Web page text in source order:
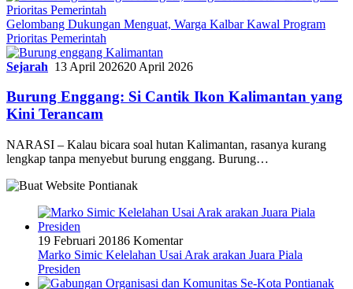
Gelombang Dukungan Menguat, Warga Kalbar Kawal Program
Prioritas Pemerintah
Sejarah 13 April 202620 April 2026
Burung Enggang: Si Cantik Ikon Kalimantan yang
Kini Terancam
NARASI – Kalau bicara soal hutan Kalimantan, rasanya kurang
lengkap tanpa menyebut burung enggang. Burung…
19 Februari 20186 Komentar
Marko Simic Kelelahan Usai Arak arakan Juara Piala
Presiden